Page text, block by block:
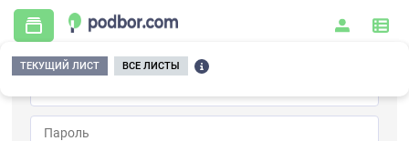
ТЕКУЩИЙ ЛИСТ ВСЕ ЛИСТЫ
Главная / Контрольно-измерительные приборы и автоматика / Датчики /
Виброскорости / 2A201TH-40